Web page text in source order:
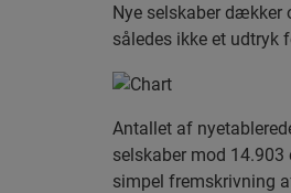
Nye selskaber dækker
således ikke et udtryk
Antallet af
selskaber mod
simpel fremskrivning